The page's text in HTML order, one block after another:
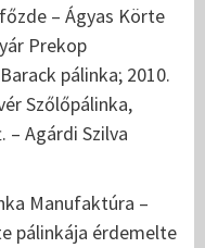
– Ágyas Körte
Prekop
pálinka; 2010.
Szőlőpálinka,
– Agárdi Szilva
Manufaktúra –
pálinkája érdemelte